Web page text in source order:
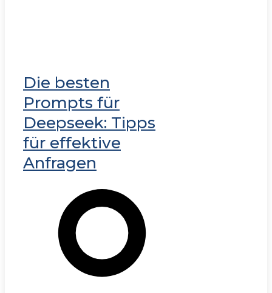
Die besten
Prompts für
Deepseek: Tipps
für effektive
Anfragen